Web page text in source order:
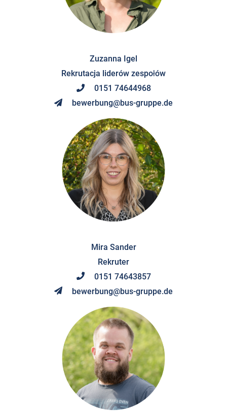
Zuzanna Igel
Rekrutacja liderów zespołów
0151 74644968
bewerbung@bus-gruppe.de
Mira Sander
Rekruter
0151 74643857
bewerbung@bus-gruppe.de